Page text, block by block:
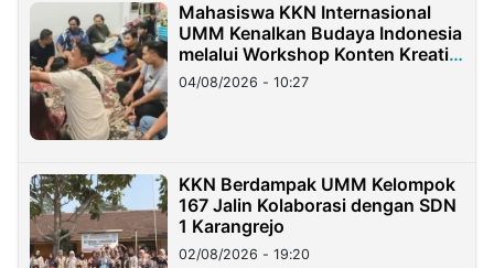
Mahasiswa KKN Internasional
UMM Kenalkan Budaya Indonesia
melalui Workshop Konten Kreatif
di Taiwan
04/08/2026 - 10:27
KKN Berdampak UMM Kelompok
167 Jalin Kolaborasi dengan SDN
1 Karangrejo
02/08/2026 - 19:20